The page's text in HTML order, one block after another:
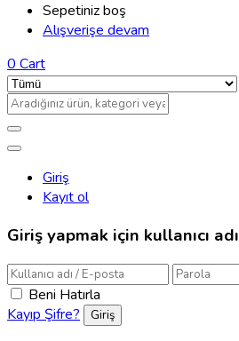
Sepetiniz boş
Alışverişe devam
0Cart
Giriş
Kayıt ol
Giriş yapmak için kullanıcı
Beni Hatırla
Kayıp Şifre?